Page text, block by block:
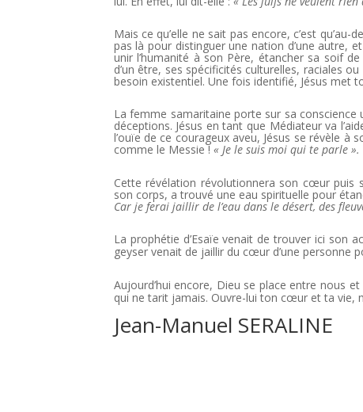
Mais ce qu’elle ne sait pas encore, c’est
pas là pour distinguer une nation d’une autre,
unir l’humanité à son Père, étancher sa soif
d’un être, ses spécificités culturelles, raciales
besoin existentiel. Une fois identifié, Jésus met
La femme samaritaine porte sur sa conscience
déceptions. Jésus en tant que Médiateur va
l’ouïe de ce courageux aveu, Jésus se révèle
comme le Messie !« Je le suis moi qui te parle ».
Cette révélation révolutionnera son cœur puis
son corps, a trouvé une eau spirituelle pour
Car je ferai jaillir de l’eau dans le désert, des
La prophétie d’Esaïe venait de trouver ici son
geyser venait de jaillir du cœur d’une personne
Aujourd’hui encore, Dieu se place entre nous
qui ne tarit jamais. Ouvre-lui ton cœur et ta vie,
Jean-Manuel SERALINE